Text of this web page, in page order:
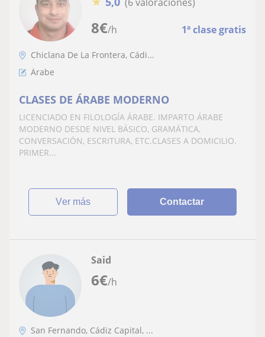
8€/h 1ª clase gratis
Chiclana De La Frontera, Cádi...
Árabe
CLASES DE ÁRABE MODERNO
LICENCIADO EN FILOLOGÍA ÁRABE. IMPARTO ÁRABE
MODERNO DESDE NIVEL BÁSICO, GRAMÁTICA,
CONVERSACIÓN, ESCRITURA, ETC.CLASES A DOMICILIO.
PRIMER...
ver más Contactar
6€/h
Said
San Fernando, Cádiz Capital, ...